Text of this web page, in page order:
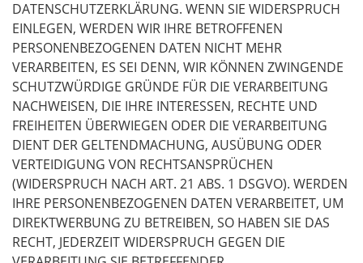
DATENSCHUTZERKLÄRUNG. WENN SIE WIDERSPRUCH
EINLEGEN, WERDEN WIR IHRE BETROFFENEN
PERSONENBEZOGENEN DATEN NICHT MEHR
VERARBEITEN, ES SEI DENN, WIR KÖNNEN ZWINGENDE
SCHUTZWÜRDIGE GRÜNDE FÜR DIE VERARBEITUNG
NACHWEISEN, DIE IHRE INTERESSEN, RECHTE UND
FREIHEITEN ÜBERWIEGEN ODER DIE VERARBEITUNG
DIENT DER GELTENDMACHUNG, AUSÜBUNG ODER
VERTEIDIGUNG VON RECHTSANSPRÜCHEN
(WIDERSPRUCH NACH ART. 21 ABS. 1 DSGVO). WERDEN
IHRE PERSONENBEZOGENEN DATEN VERARBEITET, UM
DIREKTWERBUNG ZU BETREIBEN, SO HABEN SIE DAS
RECHT, JEDERZEIT WIDERSPRUCH GEGEN DIE